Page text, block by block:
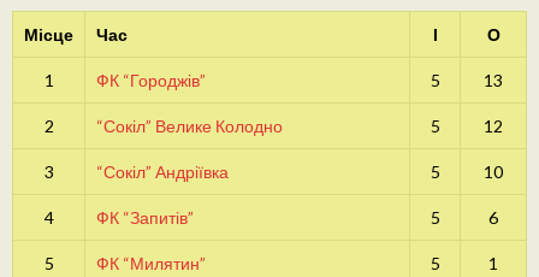
Місце Час І О
1 ФК “Городжів” 5 13
2 “Сокіл” Велике Колодно 5 12
3 “Сокіл” Андріївка 5 10
4 ФК “Запитів” 5 6
5 ФК “Милятин” 5 1